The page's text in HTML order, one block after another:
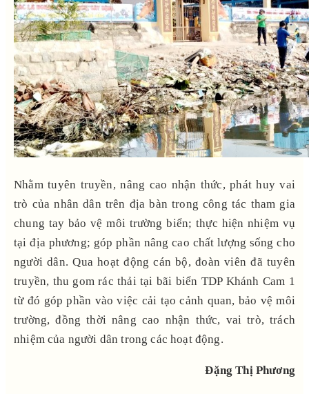
Nhằm tuyên truyền, nâng cao nhận thức, phát huy vai
trò của nhân dân trên địa bàn trong công tác tham gia
chung tay bảo vệ môi trường biển; thực hiện nhiệm vụ
tại địa phương; góp phần nâng cao chất lượng sống cho
người dân. Qua hoạt động cán bộ, đoàn viên đã tuyên
truyền, thu gom rác thải tại bãi biển TDP Khánh Cam 1
từ đó góp phần vào việc cải tạo cảnh quan, bảo vệ môi
trường, đồng thời nâng cao nhận thức, vai trò, trách
nhiệm của người dân trong các hoạt động.
Đặng Thị Phương